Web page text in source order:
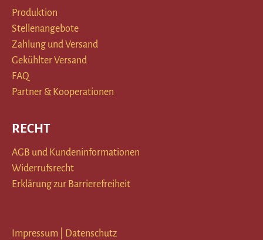
Produktion
Stellenangebote
Zahlung und Versand
Gekühlter Versand
FAQ
Partner & Kooperationen
RECHT
AGB und Kundeninformationen
Widerrufsrecht
Erklärung zur Barrierefreiheit
Impressum Datenschutz